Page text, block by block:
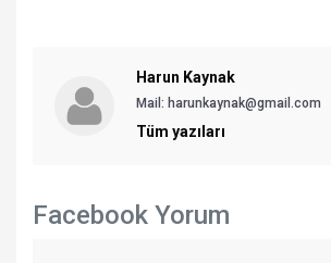
Harun Kaynak
Mail: harunkaynak@gmail.com
Tüm yazıları
Facebook Yorum